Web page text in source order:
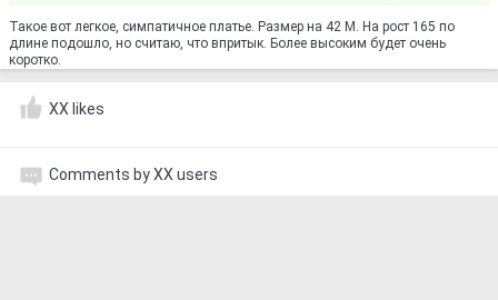
Такое вот легкое, симпатичное платье. Размер на 42 М. На рост 165 по
длине подошло, но считаю, что впритык. Более высоким будет очень
коротко.
XX likes
Comments by XX users